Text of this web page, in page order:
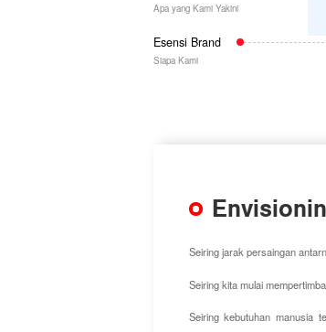
Apa yang Kami Yakini
Esensi Brand
Siapa Kami
Seiring jarak persaingan
Seiring kita mulai
Seiring kebutuhan manusia